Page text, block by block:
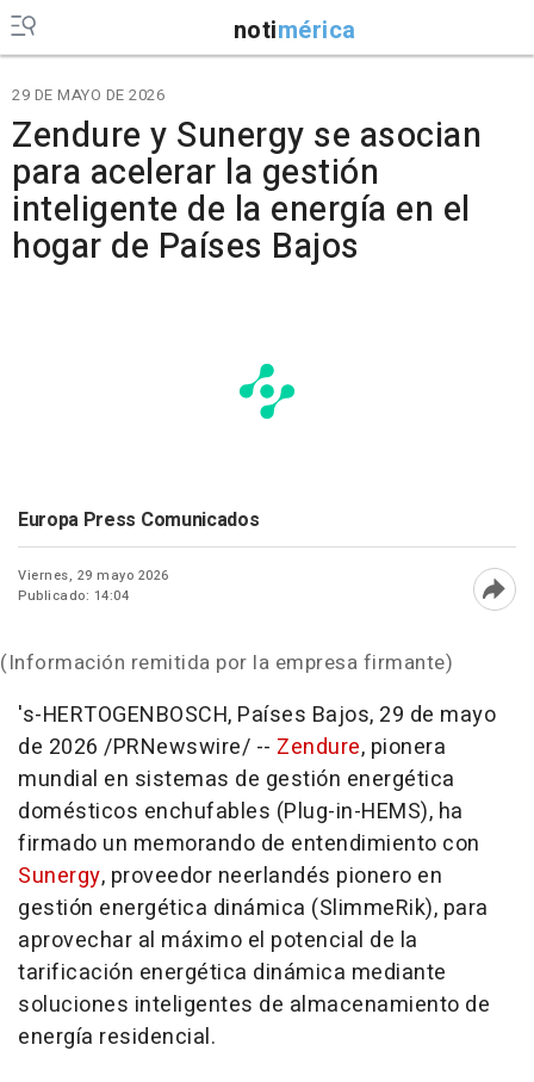
notimérica
29 DE MAYO DE 2026
Zendure y Sunergy se asocian
para acelerar la gestión
inteligente de la energía en el
hogar de Países Bajos
Europa Press Comunicados
Viernes, 29 mayo 2026
Publicado: 14:04
(Información remitida por la empresa firmante)
's-HERTOGENBOSCH, Países Bajos, 29 de mayo
de 2026 /PRNewswire/ -- Zendure, pionera
mundial en sistemas de gestión energética
domésticos enchufables (Plug-in-HEMS), ha
firmado un memorando de entendimiento con
Sunergy, proveedor neerlandés pionero en
gestión energética dinámica (SlimmeRik), para
aprovechar al máximo el potencial de la
tarificación energética dinámica mediante
soluciones inteligentes de almacenamiento de
energía residencial.